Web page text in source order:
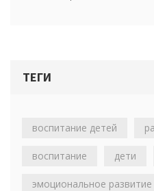
ТЕГИ
воспитание детей
воспитание дети
эмоциональное развитие